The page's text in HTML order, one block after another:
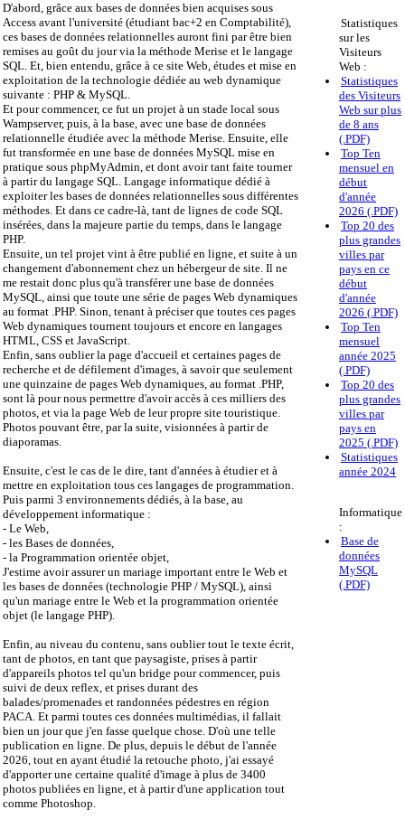
D'abord, grâce aux bases de données bien acquises sous
Access avant l'université (étudiant bac+2 en Comptabilité),
ces bases de données relationnelles auront fini par être bien
remises au goût du jour via la méthode Merise et le langage
SQL. Et, bien entendu, grâce à ce site Web, études et mise en
exploitation de la technologie dédiée au web dynamique
suivante : PHP & MySQL.
Et pour commencer, ce fut un projet à un stade local sous
Wampserver, puis, à la base, avec une base de données
relationnelle étudiée avec la méthode Merise. Ensuite, elle
fut transformée en une base de données MySQL mise en
pratique sous phpMyAdmin, et dont avoir tant faite tourner
à partir du langage SQL. Langage informatique dédié à
exploiter les bases de données relationnelles sous différentes
méthodes. Et dans ce cadre-là, tant de lignes de code SQL
insérées, dans la majeure partie du temps, dans le langage
PHP.
Ensuite, un tel projet vint à être publié en ligne, et suite à un
changement d'abonnement chez un hébergeur de site. Il ne
me restait donc plus qu'à transférer une base de données
MySQL, ainsi que toute une série de pages Web dynamiques
au format .PHP. Sinon, tenant à préciser que toutes ces pages
Web dynamiques tournent toujours et encore en langages
HTML, CSS et JavaScript.
Enfin, sans oublier la page d'accueil et certaines pages de
recherche et de défilement d'images, à savoir que seulement
une quinzaine de pages Web dynamiques, au format .PHP,
sont là pour nous permettre d'avoir accès à ces milliers des
photos, et via la page Web de leur propre site touristique.
Photos pouvant être, par la suite, visionnées à partir de
diaporamas.
Ensuite, c'est le cas de le dire, tant d'années à étudier et à
mettre en exploitation tous ces langages de programmation.
Puis parmi 3 environnements dédiés, à la base, au
développement informatique :
- Le Web,
- les Bases de données,
- la Programmation orientée objet,
J'estime avoir assurer un mariage important entre le Web et
les bases de données (technologie PHP / MySQL), ainsi
qu'un mariage entre le Web et la programmation orientée
objet (le langage PHP).
Enfin, au niveau du contenu, sans oublier tout le texte écrit,
tant de photos, en tant que paysagiste, prises à partir
d'appareils photos tel qu'un bridge pour commencer, puis
suivi de deux reflex, et prises durant des
balades/promenades et randonnées pédestres en région
PACA. Et parmi toutes ces données multimédias, il fallait
bien un jour que j'en fasse quelque chose. D'où une telle
publication en ligne. De plus, depuis le début de l'année
2026, tout en ayant étudié la retouche photo, j'ai essayé
d'apporter une certaine qualité d'image à plus de 3400
photos publiées en ligne, et à partir d'une application tout
comme Photoshop.
Statistiques
sur les
Visiteurs
Web :
Statistiques
des Visiteurs
Web sur plus
de 8 ans
(.PDF)
Top Ten
mensuel en
début
d'année
2026 (.PDF)
Top 20 des
plus grandes
villes par
pays en ce
début
d'année
2026 (.PDF)
Top Ten
mensuel
année 2025
(.PDF)
Top 20 des
plus grandes
villes par
pays en
2025 (.PDF)
Statistiques
année 2024
Informatique
:
Base de
données
MySQL
(.PDF)